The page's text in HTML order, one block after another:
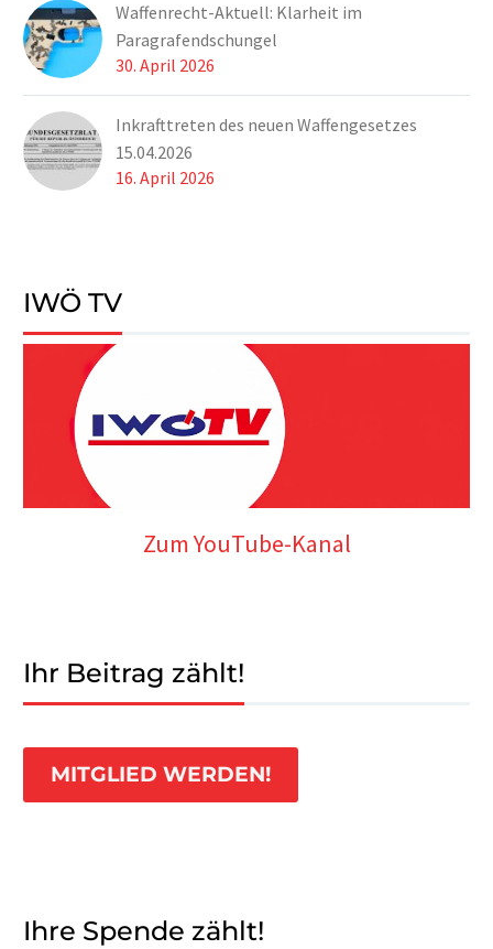
Waffenrecht-Aktuell: Klarheit im
Paragrafendschungel
30. April 2026
Inkrafttreten des neuen Waffengesetzes
15.04.2026
16. April 2026
IWÖ TV
Zum YouTube-Kanal
Ihr Beitrag zählt!
MITGLIED WERDEN!
Ihre Spende zählt!